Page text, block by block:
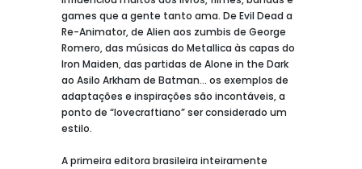
games que a gente tanto ama. De Evil Dead a
Re-Animator, de Alien aos zumbis de George
Romero, das músicas do Metallica às capas do
Iron Maiden, das partidas de Alone in the Dark
ao Asilo Arkham de Batman... os exemplos de
adaptações e inspirações são incontáveis, a
ponto de “lovecraftiano” ser considerado um
estilo.
A primeira editora brasileira inteiramente